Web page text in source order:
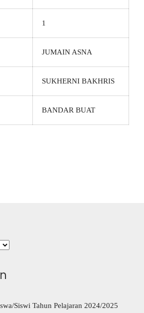
1
JUMAIN ASNA
SUKHERNI BAKHRIS
BANDAR BUAT
Siswi Tahun Pelajaran 2024/2025